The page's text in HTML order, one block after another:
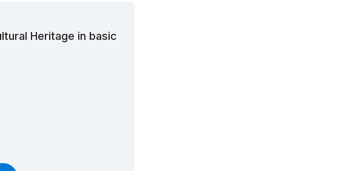
Heritage in basic